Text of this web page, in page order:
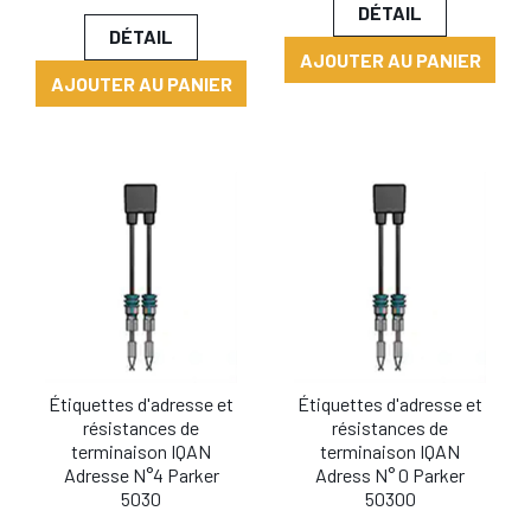
DÉTAIL
AJOUTER AU PANIER
DÉTAIL
AJOUTER AU PANIER
Étiquettes d'adresse et
résistances de
terminaison IQAN
Adresse N°4 Parker
5030
Étiquettes d'adresse et
résistances de
terminaison IQAN
Adress N° 0 Parker
50300